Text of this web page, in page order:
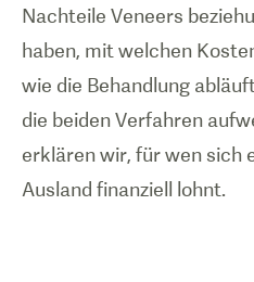
Nachteile Veneers
haben, mit welchen
wie die Behandlung
die beiden Verfahren
erklären wir, für wen sich
Ausland finanziell lohnt.